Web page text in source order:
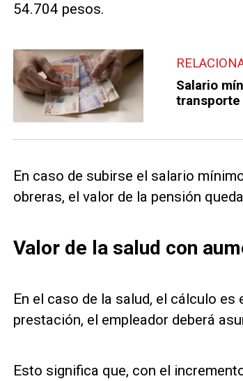
54.704 pesos.
Salario
transporte
En caso de subirse el salario
obreras, el valor de la pensión
Valor de la salud con
En el caso de la salud, el cálculo
prestación, el empleador deberá
Esto significa que, con el